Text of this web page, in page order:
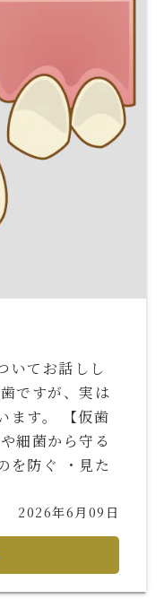
いてお話しし
ですが、実は
ます。 【仮歯
細菌から守る
を防ぐ ・見た
2026年6月09日